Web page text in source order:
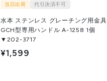
当日出荷 代引決済不可
水本 ステンレス グレーチング用金具
GCH型専用ハンドル A-1258 1個
▼202-3717
¥1,599